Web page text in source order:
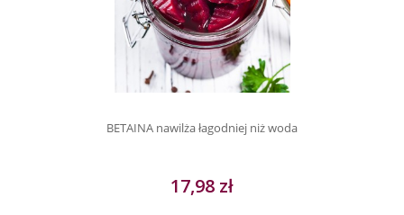
BETAINA nawilża łagodniej niż woda
17,98 zł